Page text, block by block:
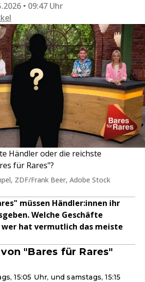
• 09:47 Uhr
Händler oder die reichste
für Rares"?
ZDF/Frank Beer, Adobe Stock
müssen Händler:innen ihr
Welche Geschäfte
wer hat vermutlich das meiste
"Bares für Rares"
15:05 Uhr, und samstags, 15:15